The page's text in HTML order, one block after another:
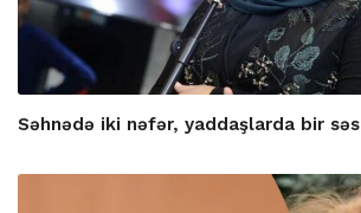
Səhnədə iki nəfər, yaddaşlarda bir səs